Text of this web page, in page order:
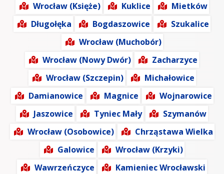
Wrocław (Księże)
Kuklice
Mietków
Długołęka
Bogdaszowice
Szukalice
Wrocław (Muchobór)
Wrocław (Nowy Dwór)
Zacharzyce
Wrocław (Szczepin)
Michałowice
Damianowice
Magnice
Wojnarowice
Jaszowice
Tyniec Mały
Szymanów
Wrocław (Osobowice)
Chrząstawa Wielka
Galowice
Wrocław (Krzyki)
Wawrzeńczyce
Kamieniec Wrocławski